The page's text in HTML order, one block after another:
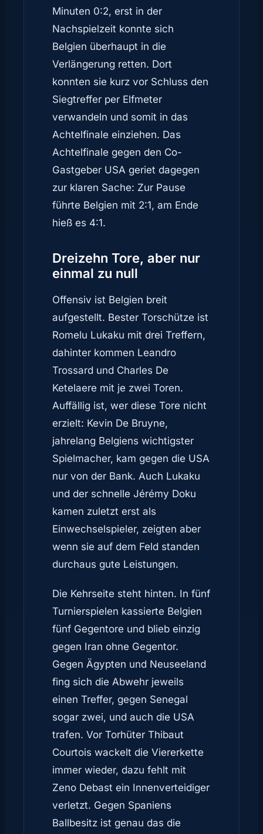
Minuten 0:2, erst in der
Nachspielzeit konnte sich
Belgien überhaupt in die
Verlängerung retten. Dort
konnten sie kurz vor Schluss den
Siegtreffer per Elfmeter
verwandeln und somit in das
Achtelfinale einziehen. Das
Achtelfinale gegen den Co-
Gastgeber USA geriet dagegen
zur klaren Sache: Zur Pause
führte Belgien mit 2:1, am Ende
hieß es 4:1.
Dreizehn Tore, aber nur
einmal zu null
Offensiv ist Belgien breit
aufgestellt. Bester Torschütze ist
Romelu Lukaku mit drei Treffern,
dahinter kommen Leandro
Trossard und Charles De
Ketelaere mit je zwei Toren.
Auffällig ist, wer diese Tore nicht
erzielt: Kevin De Bruyne,
jahrelang Belgiens wichtigster
Spielmacher, kam gegen die USA
nur von der Bank. Auch Lukaku
und der schnelle Jérémy Doku
kamen zuletzt erst als
Einwechselspieler, zeigten aber
wenn sie auf dem Feld standen
durchaus gute Leistungen.
Die Kehrseite steht hinten. In fünf
Turnierspielen kassierte Belgien
fünf Gegentore und blieb einzig
gegen Iran ohne Gegentor.
Gegen Ägypten und Neuseeland
fing sich die Abwehr jeweils
einen Treffer, gegen Senegal
sogar zwei, und auch die USA
trafen. Vor Torhüter Thibaut
Courtois wackelt die Viererkette
immer wieder, dazu fehlt mit
Zeno Debast ein Innenverteidiger
verletzt. Gegen Spaniens
Ballbesitz ist genau das die